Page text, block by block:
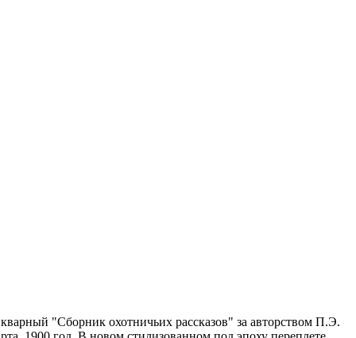
"Сборник охотничьих рассказов" за авторством П.Э.